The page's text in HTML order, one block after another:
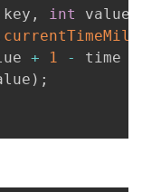
key , int value
+ 1 - time
) ;